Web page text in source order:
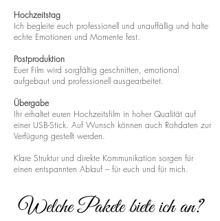
Hochzeitstag
Ich begleite euch professionell und unauffällig und halte
echte Emotionen und Momente fest.
Postproduktion
Euer Film wird sorgfältig geschnitten, emotional
aufgebaut und professionell ausgearbeitet.
Übergabe
Ihr erhaltet euren Hochzeitsfilm in hoher Qualität auf
einer USB-Stick. Auf Wunsch können auch Rohdaten zur
Verfügung gestellt werden.
Klare Struktur und direkte Kommunikation sorgen für
einen entspannten Ablauf – für euch und für mich.
Welche Pakete biete ich an?